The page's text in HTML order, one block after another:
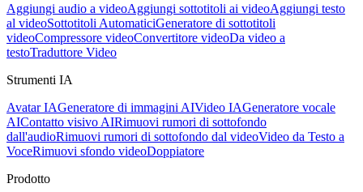
Aggiungi audio a videoAggiungi sottotitoli ai videoAggiungi testo
al videoSottotitoli AutomaticiGeneratore di sottotitoli
videoCompressore videoConvertitore videoDa video a
testoTraduttore Video
Strumenti IA
Avatar IAGeneratore di immagini AIVideo IAGeneratore vocale
AIContatto visivo AIRimuovi rumori di sottofondo
dall'audioRimuovi rumori di sottofondo dal videoVideo da Testo a
VoceRimuovi sfondo videoDoppiatore
Prodotto